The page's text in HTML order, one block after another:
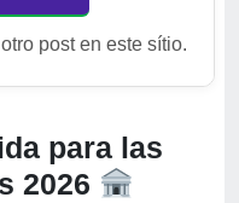
post en este sítio.
para las
2026